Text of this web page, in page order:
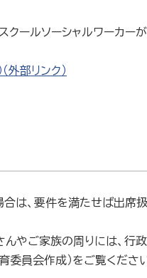
ールソーシャルワーカー
外部リンク）
は、要件を満たせば出席扱
んやご家族の周りには、行
委員会作成）をご覧ください